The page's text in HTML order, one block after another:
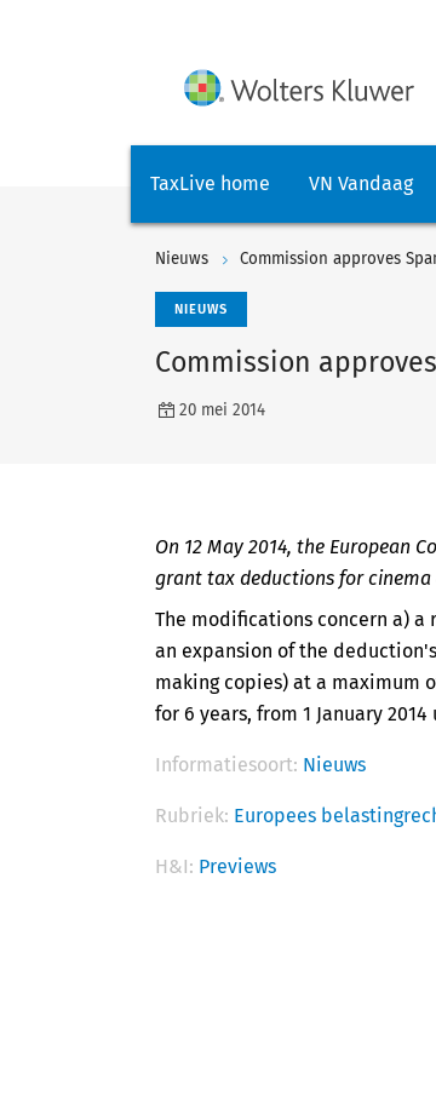
TaxLive home VN Vandaag
Nieuws Commission approves
NIEUWS
Commission
20 mei 2014
On 12 May 2014, the European
grant tax deductions for
The modifications concern a)
an expansion of the
making copies) at a maximum
for 6 years, from 1 January 2014
Informatiesoort: Nieuws
Rubriek: Europees
H&I: Previews